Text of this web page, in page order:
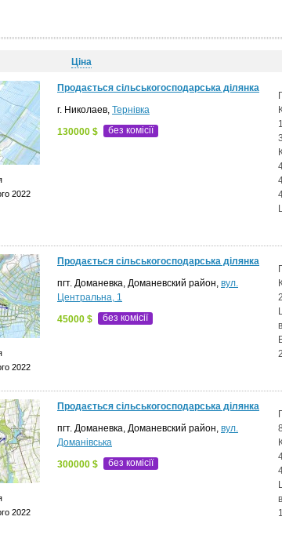
Ціна
2022
Продається сільськогосподарська ділянка
г. Николаев, Тернівка
130000 $
без комісії
2022
Продається сільськогосподарська ділянка
пгт. Доманевка, Доманевский район, вул.
Центральна, 1
45000 $
без комісії
2022
Продається сільськогосподарська ділянка
пгт. Доманевка, Доманевский район, вул.
Доманівська
300000 $
без комісії